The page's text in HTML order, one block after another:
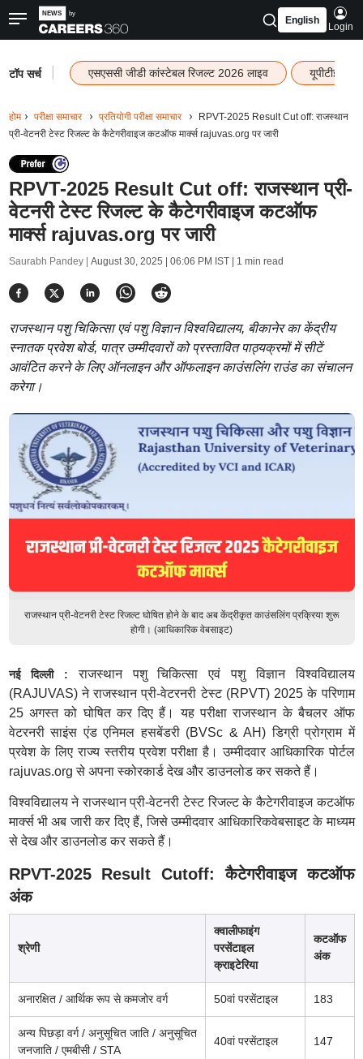
English
Login
टॉप सर्च एसएससी जीडी कांस्टेबल रिजल्ट 2026 लाइव यूपीटीईटी
होम परीक्षा समाचार प्रतियोगी परीक्षा समाचार
RPVT-2025 Result Cut off: राजस्थान
प्री-वेटनरी टेस्ट रिजल्ट के कैटेगरीवाइज कटऑफ मार्क्स rajuvas.org पर जारी
RPVT-2025 Result Cut off: राजस्थान प्री-
वेटनरी टेस्ट रिजल्ट के कैटेगरीवाइज कटऑफ
मार्क्स rajuvas.org पर जारी
Saurabh Pandey | August 30, 2025 | 06:06 PM IST| 1 min read
राजस्थान पशु चिकित्सा एवं पशु विज्ञान विश्वविद्यालय, बीकानेर का केंद्रीय
स्नातक प्रवेश बोर्ड, पात्र उम्मीदवारों को प्रस्तावित पाठ्यक्रमों में सीटें
आवंटित करने के लिए ऑनलाइन और ऑफलाइन काउंसलिंग राउंड का संचालन
करेगा।
राजस्थान प्री-वेटनरी टेस्ट रिजल्ट घोषित होने के बाद अब केंद्रीकृत काउंसलिंग प्रक्रिया शुरू
होगी। (आधिकारिक वेबसाइट)
नई दिल्ली :राजस्थान पशु चिकित्सा एवं पशु विज्ञान विश्वविद्यालय
(RAJUVAS) ने राजस्थान प्री-वेटरनरी टेस्ट (RPVT) 2025 के परिणाम
25 अगस्त को घोषित कर दिए हैं। यह परीक्षा राजस्थान के बैचलर ऑफ
वेटरनरी साइंस एंड एनिमल हसबेंडरी (BVSc & AH) डिग्री प्रोग्राम में
प्रवेश के लिए राज्य स्तरीय प्रवेश परीक्षा है। उम्मीदवार आधिकारिक पोर्टल
rajuvas.org से अपना स्कोरकार्ड देख और डाउनलोड कर सकते हैं।
विश्वविद्यालय ने राजस्थान प्री-वेटनरी टेस्ट रिजल्ट के कैटेगरीवाइज कटऑफ
मार्क्स भी अब जारी कर दिए हैं, जिसे उम्मीदवार आधिकारिकवेबसाइट के माध्यम
से देख और डाउनलोड कर सकते हैं।
RPVT-2025 Result Cutoff: कैटेगरीवाइज कटऑफ
अंक
श्रेणी
क्वालीफाइंग
परसेंटाइल
क्राइटेरिया
कटऑफ
अंक
अनारक्षित / आर्थिक रूप से कमजोर वर्ग 50वां परसेंटाइल 183
अन्य पिछड़ा वर्ग / अनुसूचित जाति / अनुसूचित
जनजाति / एमबीसी / STA
40वां परसेंटाइल 147